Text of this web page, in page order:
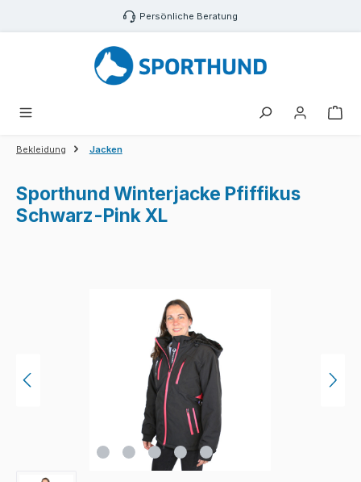
Zum Hauptinhalt springen Persönliche Beratung
Bekleidung Jacken
Sporthund Winterjacke Pfiffikus
Schwarz-Pink XL